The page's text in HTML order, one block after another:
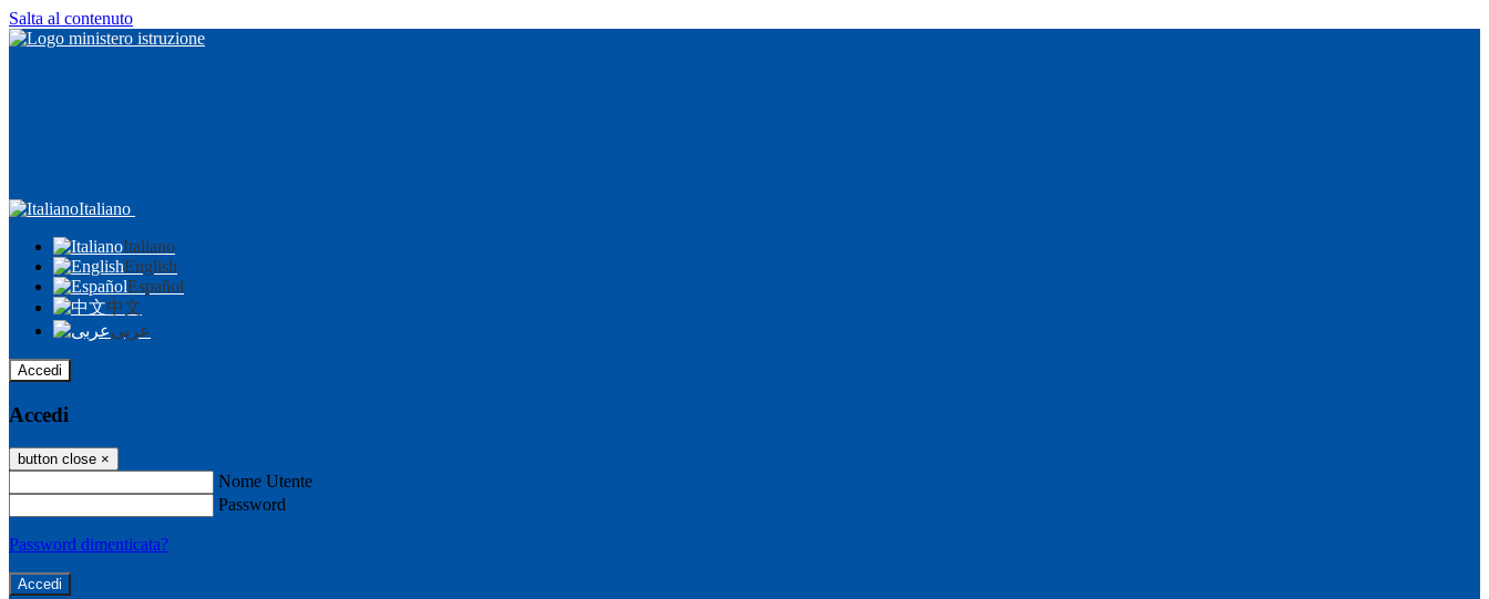
Salta al contenuto
Italiano
Italiano
English
Español
中文
عربى
Accedi
Accedi
button close ×
Nome Utente
Password
Password dimenticata?